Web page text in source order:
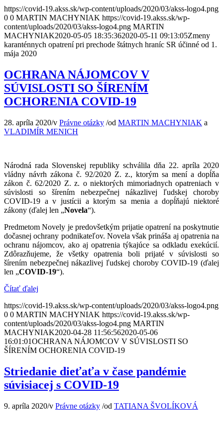
https://covid-19.akss.sk/wp-content/uploads/2020/03/akss-logo4.png
0 0 MARTIN MACHYNIAK https://covid-19.akss.sk/wp-
content/uploads/2020/03/akss-logo4.png MARTIN
MACHYNIAK2020-05-05 18:35:362020-05-11 09:13:05Zmeny
karanténnych opatrení pri prechode štátnych hraníc SR účinné od 1.
mája 2020
OCHRANA NÁJOMCOV V
SÚVISLOSTI SO ŠÍRENÍM
OCHORENIA COVID-19
28. apríla 2020/v Právne otázky /od MARTIN MACHYNIAK a
VLADIMÍR MENICH
Národná rada Slovenskej republiky schválila dňa 22. apríla 2020
vládny návrh zákona č. 92/2020 Z. z., ktorým sa mení a dopĺňa
zákon č. 62/2020 Z. z. o niektorých mimoriadnych opatreniach v
súvislosti so šírením nebezpečnej nákazlivej ľudskej choroby
COVID-19 a v justícii a ktorým sa menia a dopĺňajú niektoré
zákony (ďalej len „Novela“).
Predmetom Novely je predovšetkým prijatie opatrení na poskytnutie
dočasnej ochrany podnikateľov. Novela však prináša aj opatrenia na
ochranu nájomcov, ako aj opatrenia týkajúce sa odkladu exekúcií.
Zdôrazňujeme, že všetky opatrenia boli prijaté v súvislosti so
šírením nebezpečnej nákazlivej ľudskej choroby COVID-19 (ďalej
len „COVID-19“).
Čítať ďalej
https://covid-19.akss.sk/wp-content/uploads/2020/03/akss-logo4.png
0 0 MARTIN MACHYNIAK https://covid-19.akss.sk/wp-
content/uploads/2020/03/akss-logo4.png MARTIN
MACHYNIAK2020-04-28 11:56:562020-05-06
16:01:01OCHRANA NÁJOMCOV V SÚVISLOSTI SO
ŠÍRENÍM OCHORENIA COVID-19
Striedanie dieťaťa v čase pandémie
súvisiacej s COVID-19
9. apríla 2020/v Právne otázky /od TATIANA ŠVOLÍKOVÁ